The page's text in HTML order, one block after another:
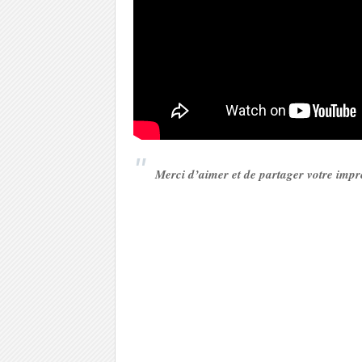
Merci d’aimer et de partager votre